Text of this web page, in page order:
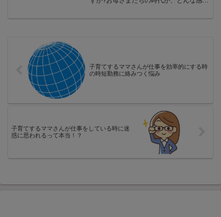
子育てするママさんが仕事を効率的にする時
の時短勤務に絡みつく悩み
子育てするママさんが仕事をしている時に迷
惑に思われるって本当！？